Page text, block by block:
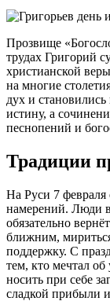
Прозвище
трудах Григорий
христианской
на многие
дух и
истину, а
песнопений и
Традиции
На Руси 7 февраля
намерений. Люди
обязательно
ближним,
поддержку. С
тем, кто мечтал об
носить при себе
сладкой прибыли